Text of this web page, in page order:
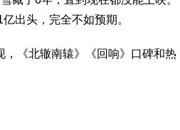
出头，完全不如预期。
《北辙南辕》《回响》口碑和热